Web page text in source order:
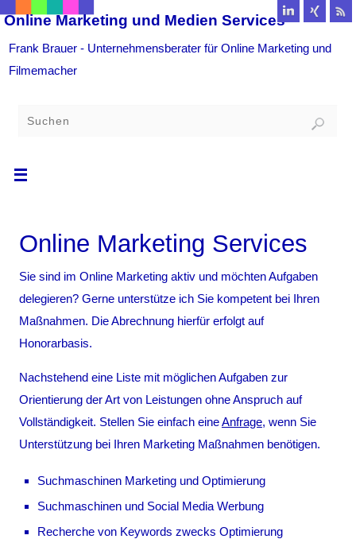
Online Marketing und Medien Services
Frank Brauer - Unternehmensberater für Online Marketing und
Filmemacher
Online Marketing Services
Sie sind im Online Marketing aktiv und möchten Aufgaben
delegieren? Gerne unterstütze ich Sie kompetent bei Ihren
Maßnahmen. Die Abrechnung hierfür erfolgt auf
Honorarbasis.
Nachstehend eine Liste mit möglichen Aufgaben zur
Orientierung der Art von Leistungen ohne Anspruch auf
Vollständigkeit. Stellen Sie einfach eineAnfrage, wenn Sie
Unterstützung bei Ihren Marketing Maßnahmen benötigen.
Suchmaschinen Marketing und Optimierung
Suchmaschinen und Social Media Werbung
Recherche von Keywords zwecks Optimierung